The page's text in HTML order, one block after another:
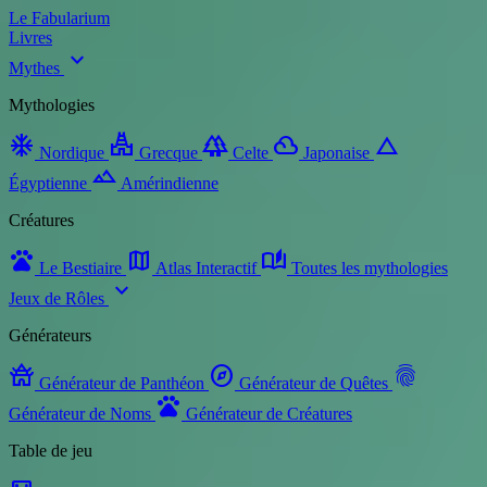
Le Fabularium
Livres
Mythes expand_more
Mythologies
ac_unit Nordique temple_hindu Grecque forest Celte filter_drama Japonaise change_history
Égyptienne landscape Amérindienne
Créatures
pets Le Bestiaire map Atlas Interactif auto_stories Toutes les mythologies
Jeux de Rôles expand_more
Générateurs
temple_buddhist Générateur de Panthéon explore Générateur de Quêtes fingerprint
Générateur de Noms pets Générateur de Créatures
Table de jeu